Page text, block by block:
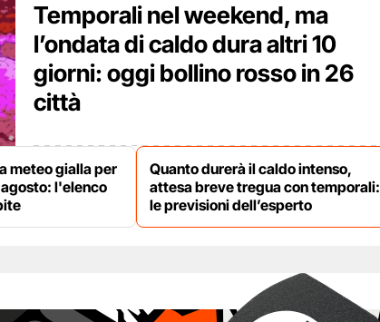
Temporali nel weekend, ma
l’ondata di caldo dura altri 10
giorni: oggi bollino rosso in 26
città
meteo gialla per
l'elenco
Quanto durerà il caldo intenso,
attesa breve tregua con temporali:
le previsioni dell’esperto